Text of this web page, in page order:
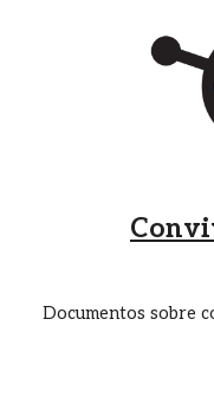
Documentos sobre